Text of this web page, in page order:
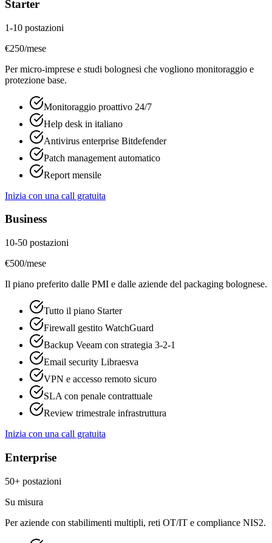
Starter
1-10 postazioni
€250/mese
Per micro-imprese e studi bolognesi che vogliono monitoraggio e
protezione base.
Monitoraggio proattivo 24/7
Help desk in italiano
Antivirus enterprise Bitdefender
Patch management automatico
Report mensile
Inizia con una call gratuita
Business
10-50 postazioni
€500/mese
Il piano preferito dalle PMI e dalle aziende del packaging bolognese.
Tutto il piano Starter
Firewall gestito WatchGuard
Backup Veeam con strategia 3-2-1
Email security Libraesva
VPN e accesso remoto sicuro
SLA con penale contrattuale
Review trimestrale infrastruttura
Inizia con una call gratuita
Enterprise
50+ postazioni
Su misura
Per aziende con stabilimenti multipli, reti OT/IT e compliance NIS2.